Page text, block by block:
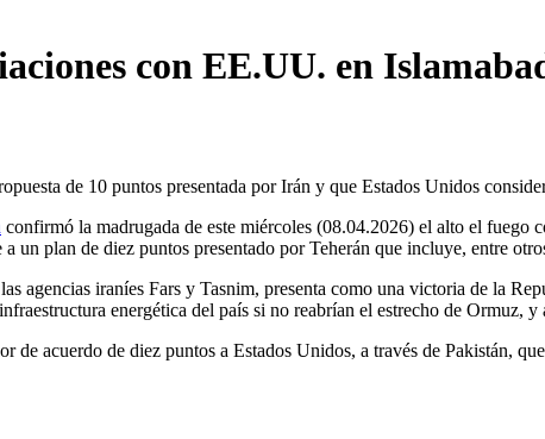
con EE.UU. en
de 10 puntos presentada por Irán y que Estados Unidos
confirmó la madrugada de este miércoles (08.04.2026) el alto el fuego
un plan de diez puntos presentado por Teherán que incluye, entre
agencias iraníes Fars y Tasnim, presenta como una victoria de la
energética del país si no reabrían el estrecho de
de acuerdo de diez puntos a Estados Unidos, a través de Pakistán,